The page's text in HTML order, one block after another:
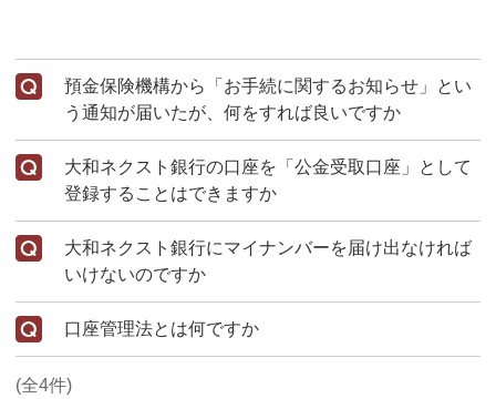
預金保険機構から「お手続に関するお知らせ」とい
う通知が届いたが、何をすれば良いですか
大和ネクスト銀行の口座を「公金受取口座」として
登録することはできますか
大和ネクスト銀行にマイナンバーを届け出なければ
いけないのですか
口座管理法とは何ですか
(全4件)